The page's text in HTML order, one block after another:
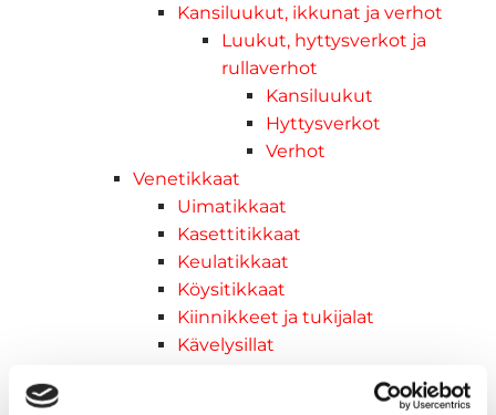
Kansiluukut, ikkunat ja verhot
Luukut, hyttysverkot ja
rullaverhot
Kansiluukut
Hyttysverkot
Verhot
Venetikkaat
Uimatikkaat
Kasettitikkaat
Keulatikkaat
Köysitikkaat
Kiinnikkeet ja tukijalat
Kävelysillat